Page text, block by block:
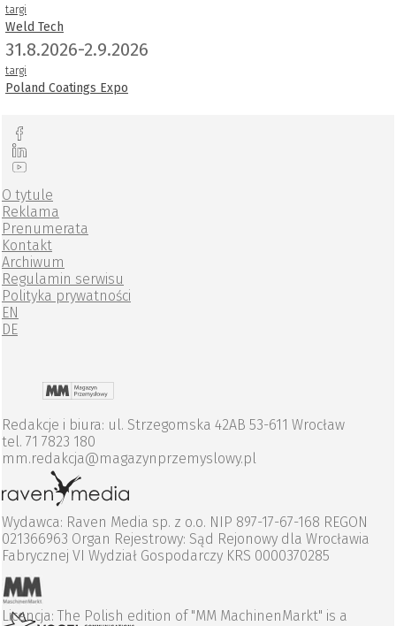
targi
Weld Tech
31.8.2026-2.9.2026
targi
Poland Coatings Expo
O tytule
Reklama
Prenumerata
Kontakt
Archiwum
Regulamin serwisu
Polityka prywatności
EN
DE
Redakcje i biura: ul. Strzegomska 42AB 53-611 Wrocław
tel. 71 7823 180
mm.redakcja@magazynprzemyslowy.pl
Wydawca: Raven Media sp. z o.o. NIP 897-17-67-168 REGON
021366963 Organ Rejestrowy: Sąd Rejonowy dla Wrocławia
Fabrycznej VI Wydział Gospodarczy KRS 0000370285
Licencja: The Polish edition of "MM MachinenMarkt" is a